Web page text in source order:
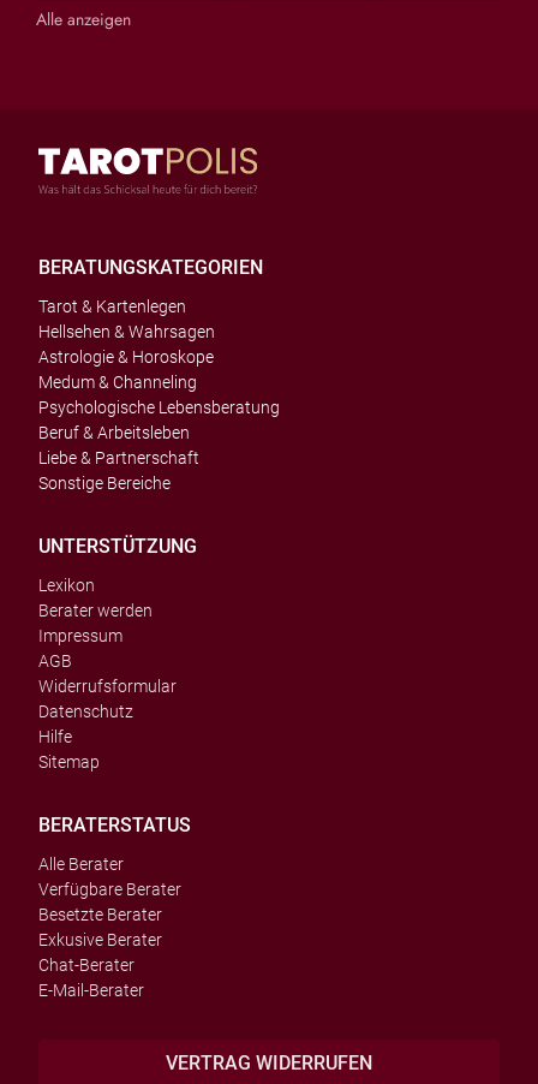
Alle anzeigen
BERATUNGSKATEGORIEN
Tarot & Kartenlegen
Hellsehen & Wahrsagen
Astrologie & Horoskope
Medum & Channeling
Psychologische Lebensberatung
Beruf & Arbeitsleben
Liebe & Partnerschaft
Sonstige Bereiche
UNTERSTÜTZUNG
Lexikon
Berater werden
Impressum
AGB
Widerrufsformular
Datenschutz
Hilfe
Sitemap
BERATERSTATUS
Alle Berater
Verfügbare Berater
Besetzte Berater
Exkusive Berater
Chat-Berater
E-Mail-Berater
VERTRAG WIDERRUFEN